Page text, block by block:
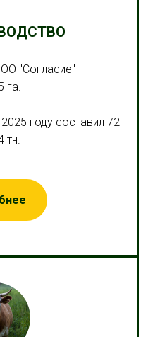
"Согласие"
га.
году составил 72
тн.